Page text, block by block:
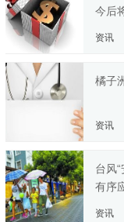
今后
资讯
橘子
资讯
台风
有序
资讯